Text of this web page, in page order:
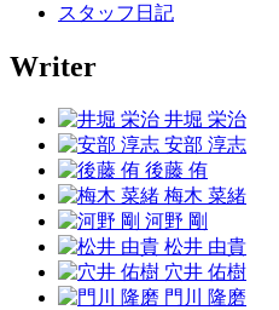
スタッフ日記
Writer
井堀 栄治
安部 淳志
後藤 侑
梅木 菜緒
河野 剛
松井 由貴
穴井 佑樹
門川 隆磨